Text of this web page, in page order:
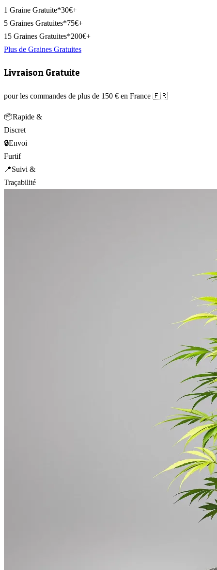
1 Graine Gratuite*30€+
5 Graines Gratuites*75€+
15 Graines Gratuites*200€+
Plus de Graines Gratuites
Livraison Gratuite
pour les commandes de plus de 150 € en France 🇫🇷
📦Rapide &
Discret
🔒Envoi
Furtif
📍Suivi &
Traçabilité